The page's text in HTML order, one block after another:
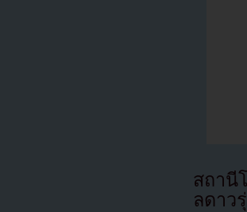
สถานี
ลดาว